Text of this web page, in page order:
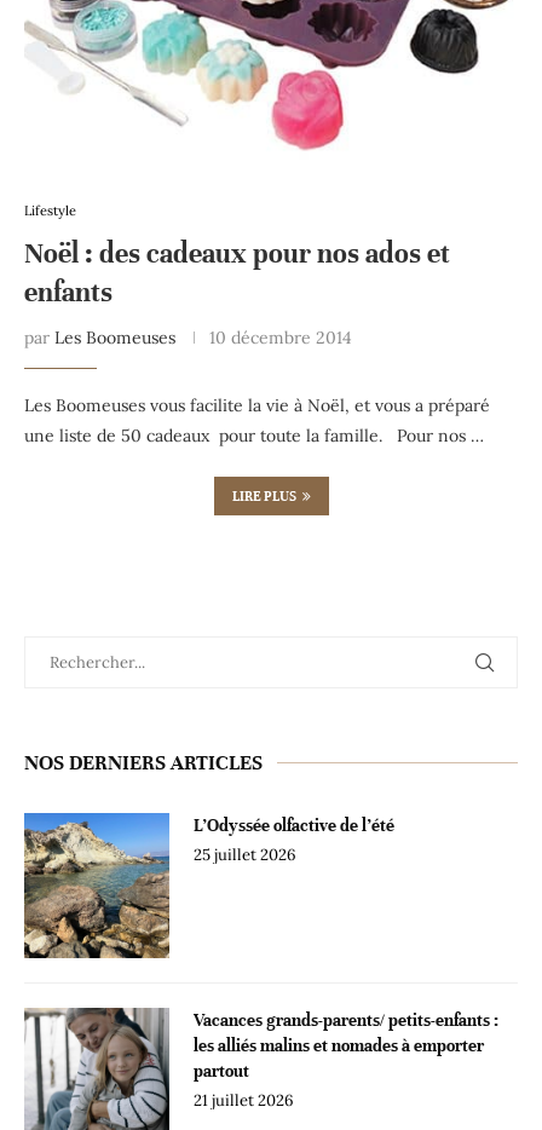
Lifestyle
Noël : des cadeaux pour nos ados et
enfants
par Les Boomeuses 10 décembre 2014
Les Boomeuses vous facilite la vie à Noël, et vous a préparé
une liste de 50 cadeaux pour toute la famille. Pour nos …
LIRE PLUS
NOS DERNIERS ARTICLES
L’Odyssée olfactive de l’été
25 juillet 2026
Vacances grands-parents/ petits-enfants :
les alliés malins et nomades à emporter
partout
21 juillet 2026